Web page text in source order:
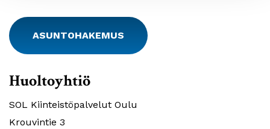
ASUNTOHAKEMUS
Huoltoyhtiö
SOL Kiinteistöpalvelut Oulu
Krouvintie 3